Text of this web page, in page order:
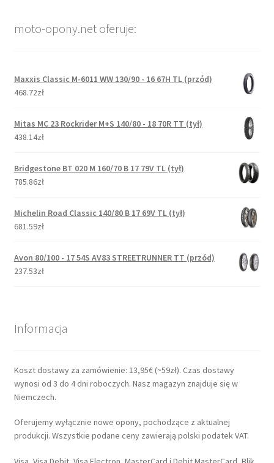
moto-opony.net oferuje:
Maxxis Classic M-6011 WW 130/90 - 16 67H TL (przód)
468.72zł
Mitas MC 23 Rockrider M+S 140/80 - 18 70R TT (tył)
438.14zł
Bridgestone BT 020 M 160/70 B 17 79V TL (tył)
785.86zł
Michelin Road Classic 140/80 B 17 69V TL (tył)
681.59zł
Avon 80/100 - 17 54S AV83 STREETRUNNER TT (przód)
237.53zł
Informacja
Koszt dostawy za zamówienie: 13,95€ (~59zł). Czas dostawy
wynosi od 3 do 4 dni roboczych. Nasz magazyn znajduje się w
Niemczech.
Oferujemy wyłącznie nowe opony, pochodzące z aktualnej
produkcji. Wszystkie podane ceny zawierają polski podatek VAT.